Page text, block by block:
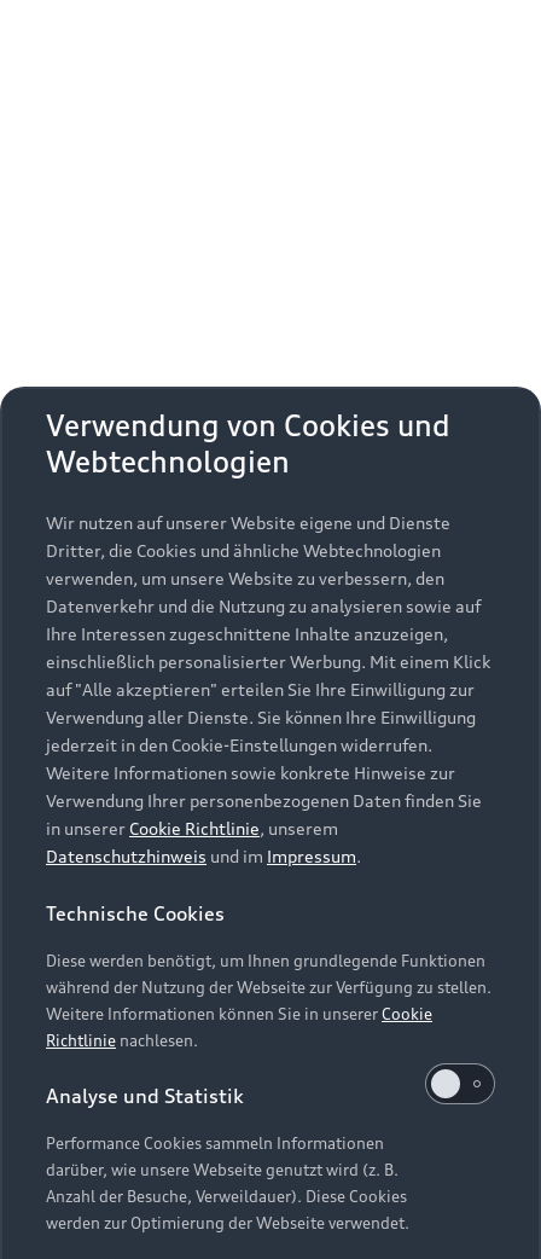
Zurück nach oben
Modelle
Alle Modelle
Modelle vergleichen
Elektromodelle
Plug-in-Hybride
Kaufen & leasen
Neuwagensuche
Gebrauchtwagensuche
Gebrauchtwagen
Finanzierung
Aktionen & Angebote
Geschäftskunden
Service & Zubehör
Saisonale Angebote
Audi Services
Garantie
Audi digital services
myAudi
Support
Kundenservice
Händlersuche
Audi Code
Online-Terminvereinbarung
Servicekontakt
Vertrag widerrufen
Über Audi
Unternehmen
Karriere
Investor Relations
Presse & Media Center
Datenschutz
Audi erleben
Newsletter
Impressum Rechtliches
Hinweisgebersystem
Datenschutzinformation
Cookie-Einstellungen
Cookie-Richtlinie
Barrierefreiheit
Hinweis: Die aktuelle Darstellung und Anordnung der
Embleme am Fahrzeug bei allen Abbildungen auf dieser
Webseite kann abweichen.
Verwendung von Cookies und
Webtechnologien
Wir nutzen auf unserer Website eigene und Dienste
Dritter, die Cookies und ähnliche Webtechnologien
verwenden, um unsere Website zu verbessern, den
Datenverkehr und die Nutzung zu analysieren sowie auf
Ihre Interessen zugeschnittene Inhalte anzuzeigen,
einschließlich personalisierter Werbung. Mit einem Klick
auf "Alle akzeptieren" erteilen Sie Ihre Einwilligung zur
Verwendung aller Dienste. Sie können Ihre Einwilligung
jederzeit in den Cookie-Einstellungen widerrufen.
Weitere Informationen sowie konkrete Hinweise zur
Verwendung Ihrer personenbezogenen Daten finden Sie
in unserer Cookie Richtlinie, unserem
Datenschutzhinweis und im Impressum.
Technische Cookies
Diese werden benötigt, um Ihnen grundlegende Funktionen
während der Nutzung der Webseite zur Verfügung zu stellen.
Weitere Informationen können Sie in unsererCookie
Richtlinie nachlesen.
Analyse und Statistik
Performance Cookies sammeln Informationen
darüber, wie unsere Webseite genutzt wird (z. B.
Anzahl der Besuche, Verweildauer). Diese Cookies
werden zur Optimierung der Webseite verwendet.